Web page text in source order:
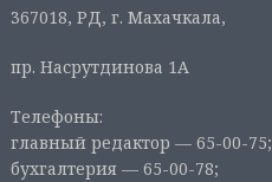
367018, РД, г. Махачкала,
пр. Насрутдинова 1А
Телефоны:
главный редактор — 65-00-75;
бухгалтерия — 65-00-78;